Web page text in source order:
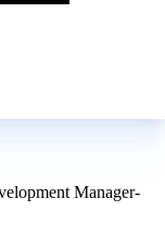
Manager-